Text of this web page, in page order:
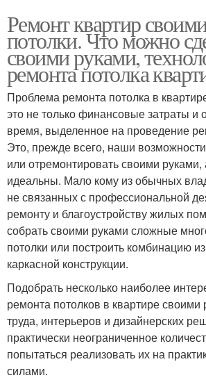
Ремонт квартир
потолки. Что можно
своими руками,
ремонта потолка
Проблема ремонта потолка в
это не только финансовые затраты и
время, выделенное на проведение
Это, прежде всего, наши возможности
или отремонтировать своими
идеальны. Мало кому из обычных
не связанных с профессиональной
ремонту и благоустройству жилых
собрать своими руками сложные
потолки или построить комбинацию
каркасной конструкции.
Подобрать несколько наиболее
ремонта потолков в квартире
труда, интерьеров и дизайнерских
практически неограниченное
попытаться реализовать их на
силами.